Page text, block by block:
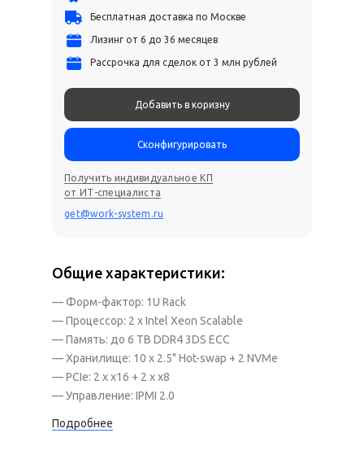
— Форм-фактор: 1U Rack
— Процессор: 2 x Intel Xeon Scalable
— Память: до 6 TB DDR4 3DS ECC
— Хранилище: 10 x 2.5" Hot-swap + 2 NVMe
— PCIe: 2 x x16 + 2 x x8
— Управление: IPMI 2.0
Подробнее
Общие характеристики:
Получить индивидуальное КП
от ИТ-специалиста
get@work-system.ru
Бесплатная доставка по Москве
Лизинг от 6 до 36 месяцев
Рассрочка для сделок от 3 млн рублей
Добавить в коризну
Сконфигурировать